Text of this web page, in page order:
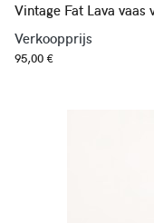
Vintage Fat Lava
Verkoopprijs
95,00 €